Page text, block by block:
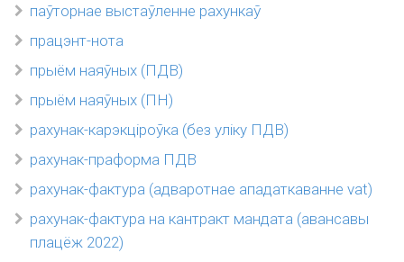
паўторнае выстаўленне рахункаў
працэнт-нота
прыём наяўных (ПДВ)
прыём наяўных (ПН)
рахунак-карэкціроўка (без уліку ПДВ)
рахунак-праформа ПДВ
рахунак-фактура (адваротнае ападаткаванне vat)
рахунак-фактура на кантракт мандата (авансавы
плацёж 2022)